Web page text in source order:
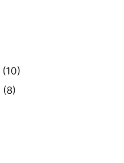
(10)
(8)